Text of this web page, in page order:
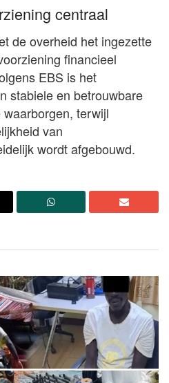
centraal
de overheid het ingezette
financieel
EBS is het
stabiele en betrouwbare
terwijl
van
wordt afgebouwd.